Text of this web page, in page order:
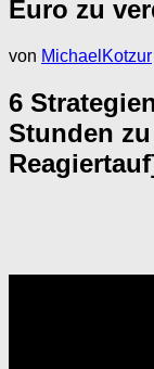
Euro zu
von MichaelKotzur
6
Stunden